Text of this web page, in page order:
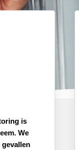
is
We